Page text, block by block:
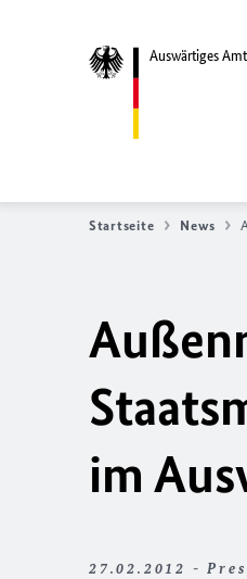
Auswärtiges Amt
Startseite News
im
27.02.2012 -